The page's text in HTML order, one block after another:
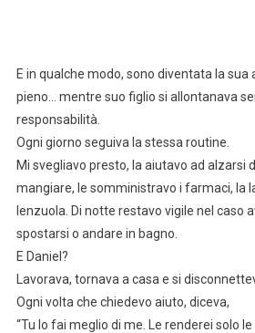
E in qualche modo, sono diventata la
pieno… mentre suo figlio si allontanava
responsabilità.
Ogni giorno seguiva la stessa routine.
Mi svegliavo presto, la aiutavo ad alzarsi
mangiare, le somministravo i farmaci, la
lenzuola. Di notte restavo vigile nel caso
spostarsi o andare in bagno.
E Daniel?
Lavorava, tornava a casa e si
Ogni volta che chiedevo aiuto, diceva,
“Tu lo fai meglio di me. Le renderei solo le